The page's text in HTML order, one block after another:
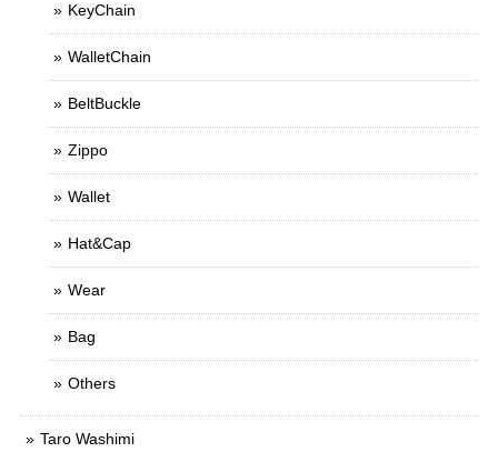
KeyChain
WalletChain
BeltBuckle
Zippo
Wallet
Hat&Cap
Wear
Bag
Others
Taro Washimi